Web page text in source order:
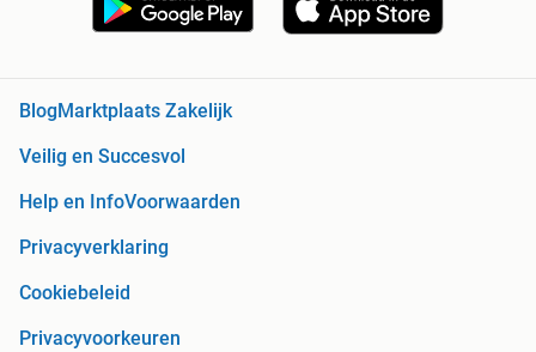
Blog Marktplaats Zakelijk
Veilig en Succesvol
Help en InfoVoorwaarden
Privacyverklaring
Cookiebeleid
Privacyvoorkeuren